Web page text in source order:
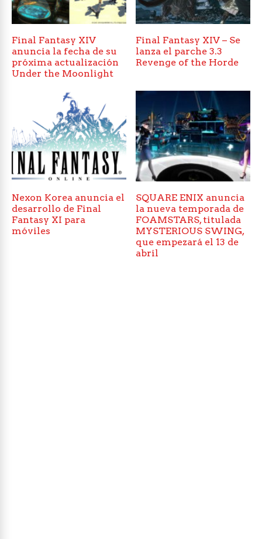
Final Fantasy XIV
anuncia la fecha de su
próxima actualización
Under the Moonlight
Final Fantasy XIV – Se
lanza el parche 3.3
Revenge of the Horde
Nexon Korea anuncia el
desarrollo de Final
Fantasy XI para
móviles
SQUARE ENIX anuncia
la nueva temporada de
FOAMSTARS, titulada
MYSTERIOUS SWING,
que empezará el 13 de
abril